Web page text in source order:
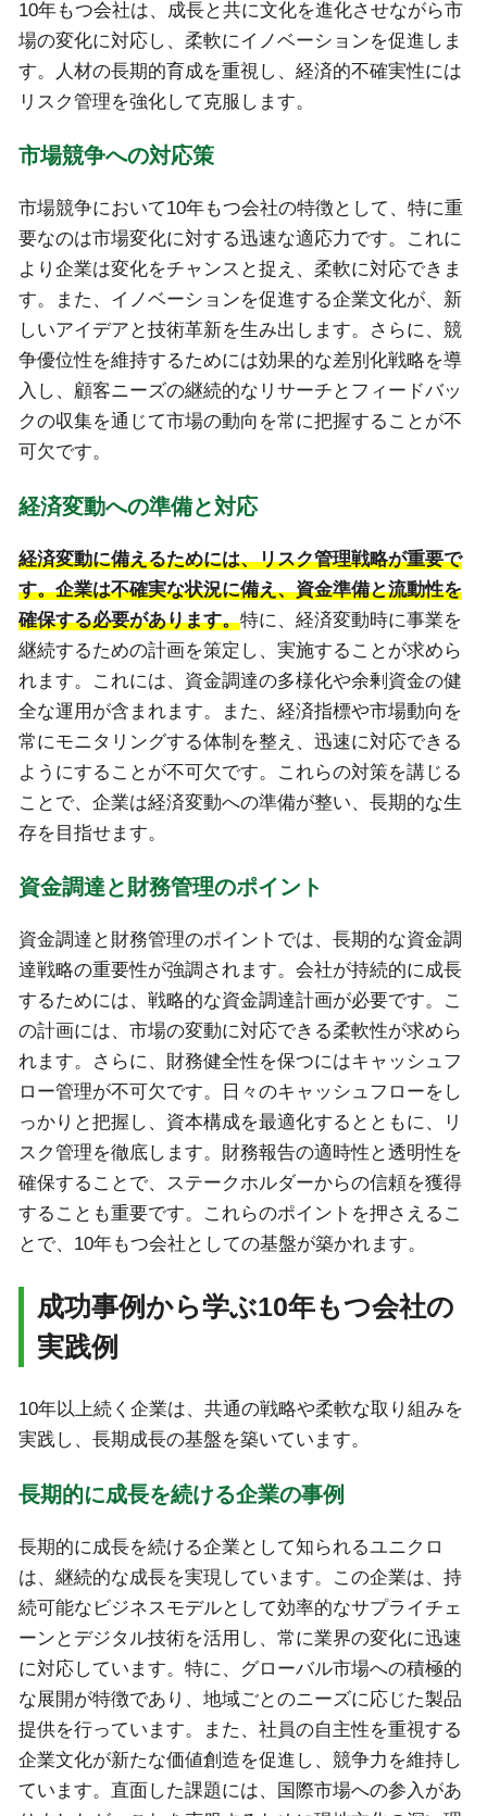
10年もつ会社は、成長と共に文化を進化させながら市
場の変化に対応し、柔軟にイノベーションを促進しま
す。人材の長期的育成を重視し、経済的不確実性には
リスク管理を強化して克服します。
市場競争への対応策
市場競争において10年もつ会社の特徴として、特に重
要なのは市場変化に対する迅速な適応力です。これに
より企業は変化をチャンスと捉え、柔軟に対応できま
す。また、イノベーションを促進する企業文化が、新
しいアイデアと技術革新を生み出します。さらに、競
争優位性を維持するためには効果的な差別化戦略を導
入し、顧客ニーズの継続的なリサーチとフィードバッ
クの収集を通じて市場の動向を常に把握することが不
可欠です。
経済変動への準備と対応
経済変動に備えるためには、リスク管理戦略が重要で
す。企業は不確実な状況に備え、資金準備と流動性を
確保する必要があります。特に、経済変動時に事業を
継続するための計画を策定し、実施することが求めら
れます。これには、資金調達の多様化や余剰資金の健
全な運用が含まれます。また、経済指標や市場動向を
常にモニタリングする体制を整え、迅速に対応できる
ようにすることが不可欠です。これらの対策を講じる
ことで、企業は経済変動への準備が整い、長期的な生
存を目指せます。
資金調達と財務管理のポイント
資金調達と財務管理のポイントでは、長期的な資金調
達戦略の重要性が強調されます。会社が持続的に成長
するためには、戦略的な資金調達計画が必要です。こ
の計画には、市場の変動に対応できる柔軟性が求めら
れます。さらに、財務健全性を保つにはキャッシュフ
ロー管理が不可欠です。日々のキャッシュフローをし
っかりと把握し、資本構成を最適化するとともに、リ
スク管理を徹底します。財務報告の適時性と透明性を
確保することで、ステークホルダーからの信頼を獲得
することも重要です。これらのポイントを押さえるこ
とで、10年もつ会社としての基盤が築かれます。
成功事例から学ぶ10年もつ会社の
実践例
10年以上続く企業は、共通の戦略や柔軟な取り組みを
実践し、長期成長の基盤を築いています。
長期的に成長を続ける企業の事例
長期的に成長を続ける企業として知られるユニクロ
は、継続的な成長を実現しています。この企業は、持
続可能なビジネスモデルとして効率的なサプライチェ
ーンとデジタル技術を活用し、常に業界の変化に迅速
に対応しています。特に、グローバル市場への積極的
な展開が特徴であり、地域ごとのニーズに応じた製品
提供を行っています。また、社員の自主性を重視する
企業文化が新たな価値創造を促進し、競争力を維持し
ています。直面した課題には、国際市場への参入があ